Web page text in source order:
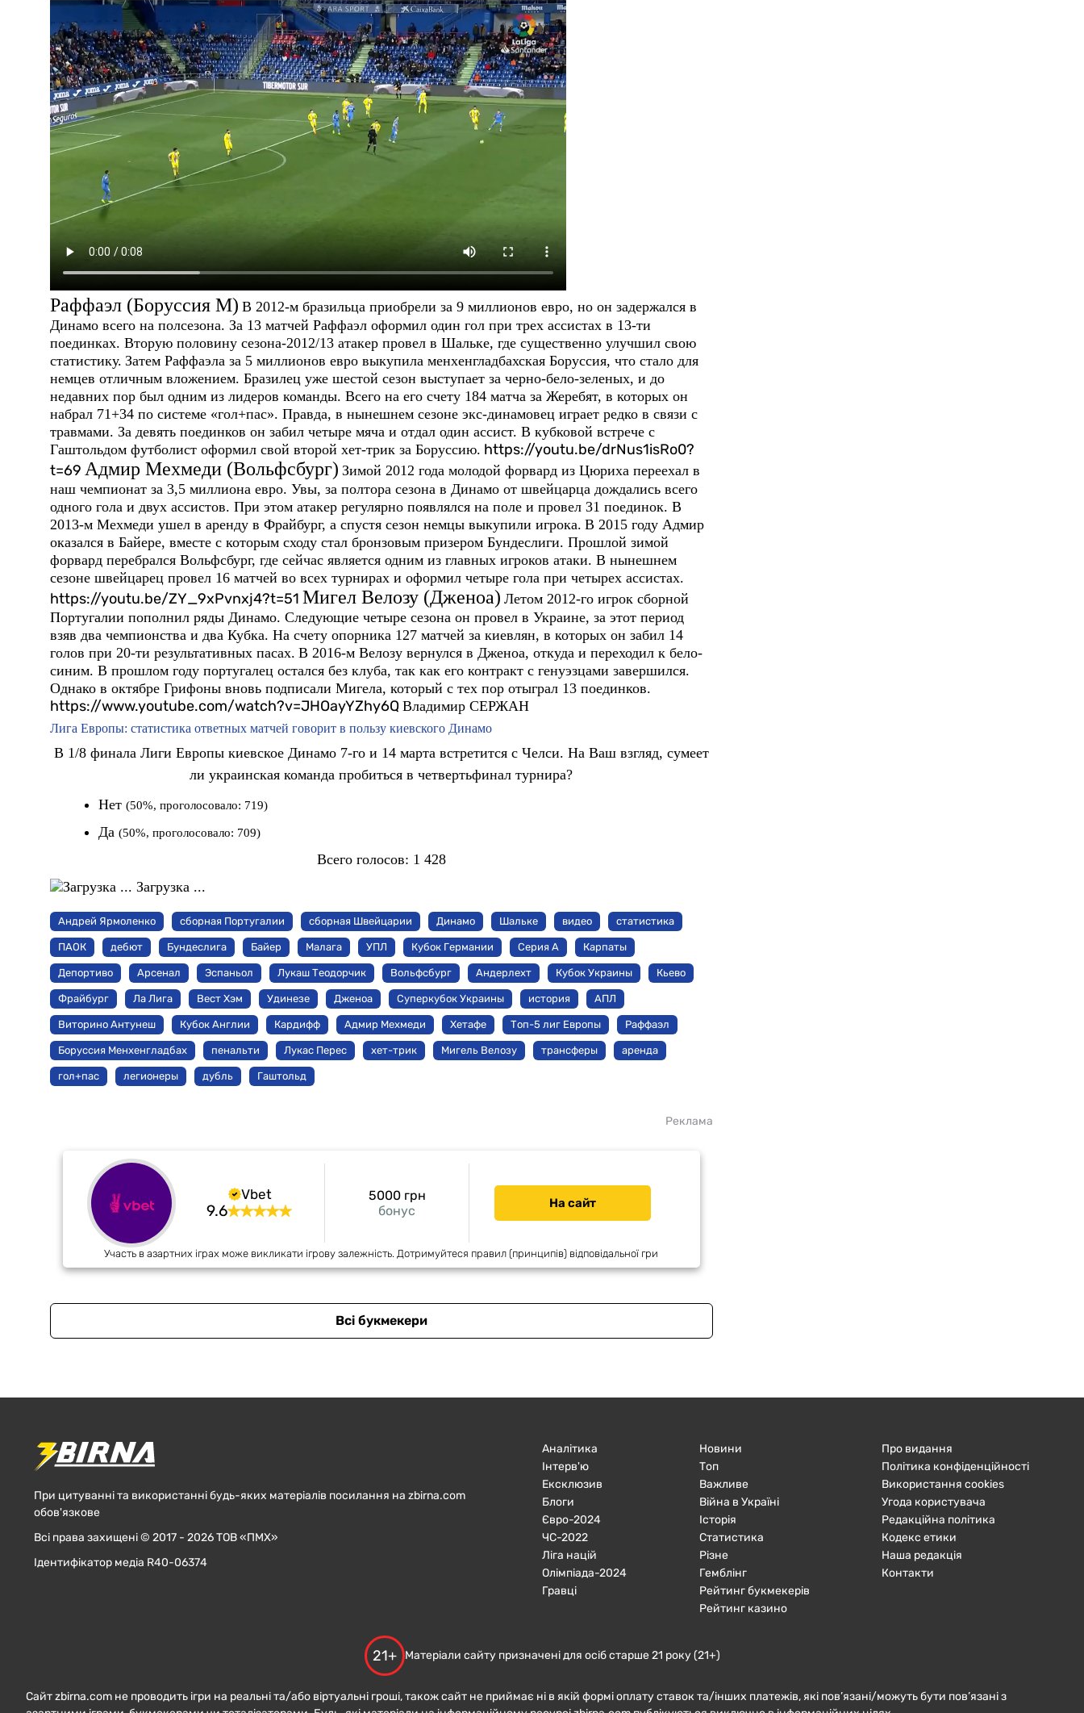
Раффаэл (Боруссия М) В 2012-м бразильца приобрели за 9 миллионов евро, но он задержался в
Динамо всего на полсезона. За 13 матчей Раффаэл оформил один гол при трех ассистах в 13-ти
поединках. Вторую половину сезона-2012/13 атакер провел в Шальке, где существенно улучшил свою
статистику. Затем Раффаэла за 5 миллионов евро выкупила менхенгладбахская Боруссия, что стало для
немцев отличным вложением. Бразилец уже шестой сезон выступает за черно-бело-зеленых, и до
недавних пор был одним из лидеров команды. Всего на его счету 184 матча за Жеребят, в которых он
набрал 71+34 по системе «гол+пас». Правда, в нынешнем сезоне экс-динамовец играет редко в связи с
травмами. За девять поединков он забил четыре мяча и отдал один ассист. В кубковой встрече с
Гаштольдом футболист оформил свой второй хет-трик за Боруссию. https://youtu.be/drNus1isRo0?
t=69 Адмир Мехмеди (Вольфсбург) Зимой 2012 года молодой форвард из Цюриха переехал в
наш чемпионат за 3,5 миллиона евро. Увы, за полтора сезона в Динамо от швейцарца дождались всего
одного гола и двух ассистов. При этом атакер регулярно появлялся на поле и провел 31 поединок. В
2013-м Мехмеди ушел в аренду в Фрайбург, а спустя сезон немцы выкупили игрока. В 2015 году Адмир
оказался в Байере, вместе с которым сходу стал бронзовым призером Бундеслиги. Прошлой зимой
форвард перебрался Вольфсбург, где сейчас является одним из главных игроков атаки. В нынешнем
сезоне швейцарец провел 16 матчей во всех турнирах и оформил четыре гола при четырех ассистах.
https://youtu.be/ZY_9xPvnxj4?t=51 Мигел Велозу (Дженоа) Летом 2012-го игрок сборной
Португалии пополнил ряды Динамо. Следующие четыре сезона он провел в Украине, за этот период
взяв два чемпионства и два Кубка. На счету опорника 127 матчей за киевлян, в которых он забил 14
голов при 20-ти результативных пасах. В 2016-м Велозу вернулся в Дженоа, откуда и переходил к бело-
синим. В прошлом году португалец остался без клуба, так как его контракт с генуэзцами завершился.
Однако в октябре Грифоны вновь подписали Мигела, который с тех пор отыграл 13 поединков.
https://www.youtube.com/watch?v=JHOayYZhy6Q Владимир СЕРЖАН
Лига Европы: статистика ответных матчей говорит в пользу киевского Динамо
В 1/8 финала Лиги Европы киевское Динамо 7-го и 14 марта встретится с Челси. На Ваш взгляд, сумеет
ли украинская команда пробиться в четвертьфинал турнира?
Нет (50%, проголосовало: 719)
Да (50%, проголосовало: 709)
Всего голосов: 1 428
Загрузка ...
Андрей Ярмоленко сборная Португалии сборная Швейцарии Динамо Шальке видео статистика
ПАОК дебют Бундеслига Байер Малага УПЛ Кубок Германии Серия А Карпаты
Депортиво Арсенал Эспаньол Лукаш Теодорчик Вольфсбург Андерлехт Кубок Украины Кьево
Фрайбург Ла Лига Вест Хэм Удинезе Дженоа Суперкубок Украины история АПЛ
Виторино Антунеш Кубок Англии Кардифф Адмир Мехмеди Хетафе Топ-5 лиг Европы Раффаэл
Боруссия Менхенгладбах пенальти Лукас Перес хет-трик Мигель Велозу трансферы аренда
гол+пас легионеры дубль Гаштольд
Реклама
Vbet
9.6 бонус
5000 грн На сайт
Участь в азартних іграх може викликати ігрову залежність. Дотримуйтеся правил (принципів) відповідальної гри
Всі букмекери
При цитуванні та використанні будь-яких матеріалів посилання на zbirna.com
обов'язкове
Всі права захищені © 2017 - 2026 ТОВ «ПМХ»
Ідентифікатор медіа R40-06374
Аналітика
Інтерв'ю
Ексклюзив
Блоги
Євро-2024
ЧC-2022
Ліга націй
Олімпіада-2024
Гравці
Новини
Топ
Важливе
Війна в Україні
Історія
Статистика
Різне
Гемблінг
Рейтинг букмекерів
Рейтинг казино
Про видання
Політика конфіденційності
Використання cookies
Угода користувача
Редакційна політика
Кодекс етики
Наша редакція
Контакти
21+ Матеріали сайту призначені для осіб старше 21 року (21+)
Сайт zbirna.com не проводить ігри на реальні та/або віртуальні гроші, також сайт не приймає ні в якій формі оплату ставок та/інших платежів, які пов’язані/можуть бути пов’язані з